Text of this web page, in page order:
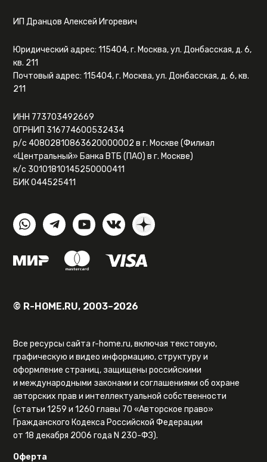
ИП Дранцов Алексей Игоревич
Юридический адрес: 115404, г. Москва, ул. Донбасская, д. 6,
кв. 211
Почтовый адрес: 115404, г. Москва, ул. Донбасская, д. 6, кв.
211
ИНН 773703492669
ОГРНИП 316774600532434
р/с 40802810863620000002 в г. Москве (Филиал
«Центральный» Банка ВТБ (ПАО) в г. Москве)
к/с 30101810145250000411
БИК 044525411
© R-HOME.RU, 2003–2026
Все ресурсы сайта r-home.ru, включая текстовую,
графическую и видео информацию, структуру и
оформление страниц, защищены российскими
и международными законами и соглашениями об охране
авторских прав и интеллектуальной собственности
(статьи 1259 и 1260 главы 70 «Авторское право»
Гражданского Кодекса Российской Федерации
от 18 декабря 2006 года N 230-ФЗ).
Оферта